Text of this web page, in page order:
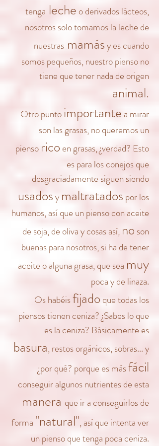
tenga leche o derivados lácteos,
nosotros solo tomamos la leche de
nuestras mamásy es cuando
somos pequeños, nuestro pienso no
tiene que tener nada de origen
animal.
Otro puntoimportantea mirar
son las grasas, no queremos un
pienso rico en grasas, ¿verdad? Esto
es para los conejos que
desgraciadamente siguen siendo
usadosy maltratados por los
humanos, así que un pienso con aceite
de soja, de oliva y cosas así, no son
buenas para nosotros, si ha de tener
aceite o alguna grasa, que sea muy
poca y de linaza.
Os habéisfijado que todas los
piensostienen ceniza? ¿Sabes lo que
es la ceniza? Básicamente es
basura, restos orgánicos, sobras... y
¿por qué? porque es másfácil
conseguir algunos nutrientes de esta
manera que ir a conseguirlos de
forma "natural", así que intenta ver
un pienso que tenga poca ceniza.